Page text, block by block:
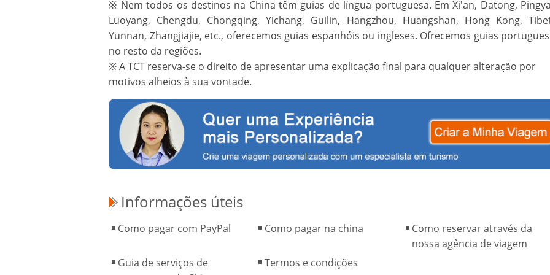
※ Nem todos os destinos na China têm guias de língua portuguesa. Em Xi'an, Datong,
Luoyang, Chengdu, Chongqing, Yichang, Guilin, Hangzhou, Huangshan, Hong Kong,
Yunnan, Zhangjiajie, etc., oferecemos guias espanhóis ou ingleses. Ofrecemos guias
no resto da regiões.
※ A TCT reserva-se o direito de apresentar uma explicação final para qualquer alteração por
motivos alheios à sua vontade.
Informações úteis
Como pagar com PayPal Como pagar na china
Como reservar através da
nossa agência de viagem
Guia de serviços de
Termos e condições